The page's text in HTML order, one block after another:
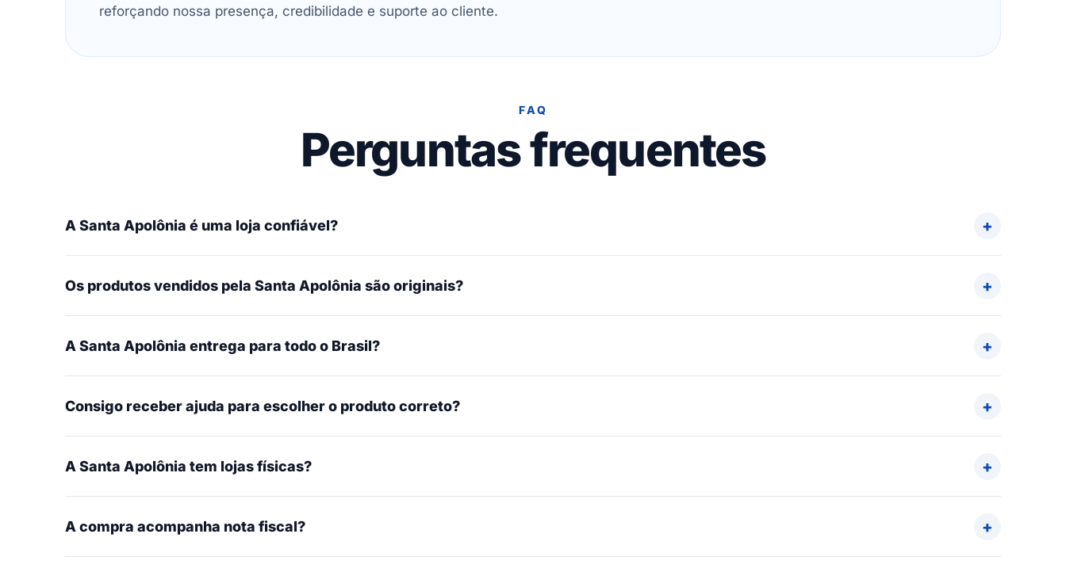
reforçando nossa presença, credibilidade e suporte ao cliente.
FAQ
Perguntas frequentes
A Santa Apolônia é uma loja confiável?
Os produtos vendidos pela Santa Apolônia são originais?
A Santa Apolônia entrega para todo o Brasil?
Consigo receber ajuda para escolher o produto correto?
A Santa Apolônia tem lojas físicas?
A compra acompanha nota fiscal?